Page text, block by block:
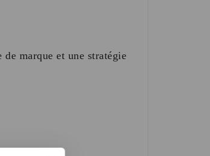
marque et une stratégie